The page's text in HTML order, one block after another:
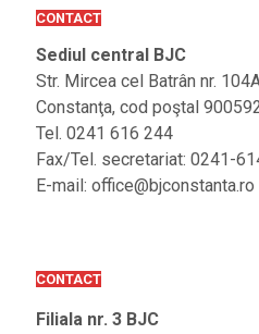
CONTACT
Sediul central BJC
Str. Mircea cel Batrân nr.
Constanţa, cod poştal
Tel. 0241 616 244
Fax/Tel. secretariat: 0241-
E-mail: office@bjconstanta.ro
CONTACT
Filiala nr. 3 BJC